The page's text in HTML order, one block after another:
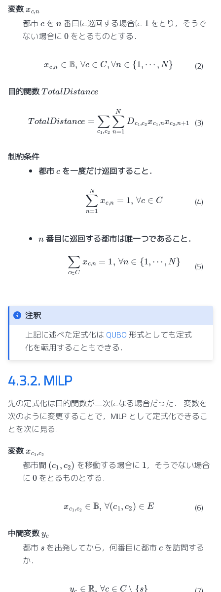
変数xc,n
都市 cを n番目に巡回する場合に 1 をとり，そうで
ない場合に 0 をとるものとする．
(2)
xc ,n ∈B,∀c ∈C ∀n ∈{ 1,⋯
目的関数TotalDistance
(3)
=1
制約条件
都市cを一度だけ巡回すること．
(4)
∑n
n番目に巡回する都市は唯一つであること．
(5)
∑ n 1 , n∈ {1 }
注釈
上記に述べた定式化は QUBO 形式としても定式
化を転用することもできる．
4.3.2. MILP
先の定式化は目的関数が二次になる場合だった． 変数を
次のように変更することで，MILP として定式化できるこ
とを次に見る．
変数xc1 ,c
都市間 (c1 2 ) を移動する場合に 1 ，そうでない場合
に 0 をとるものとする．
(6)
c2∈ B,∀(c1 ,c2) ∈E
中間変数yc
都市 s を出発してから，何番目に都市c を訪問する
か．
yc∈ ,∀c ∈ C∖{s }